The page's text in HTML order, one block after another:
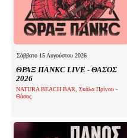
Σάββατο 15 Αυγούστου 2026
ΘΡΑΞ ΠΑΝΚC LIVE - ΘΑΣΟΣ
2026
NATURA BEACH BAR, Σκάλα Πρίνου -
Θάσος